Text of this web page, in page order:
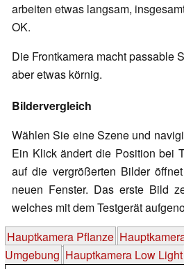
arbeiten etwas langsam,
OK.
Die Frontkamera macht passable
aber etwas körnig.
Bildervergleich
Wählen Sie eine Szene und
Ein Klick ändert die Position bei
auf die vergrößerten Bilder
neuen Fenster. Das erste Bild
welches mit dem Testgerät
Hauptkamera Pflanze
Umgebung Hauptkamera Low Light